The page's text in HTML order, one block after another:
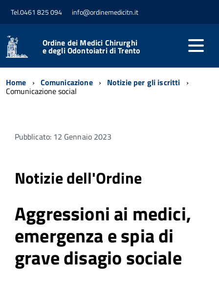
Tel.0461 825 094 info@ordinemedicitn.it
Ordine dei Medici Chirurghi
e degli Odontoiatri di Trento
Home Comunicazione Notizie per gli iscritti
Comunicazione social
Pubblicato: 12 Gennaio 2023
Notizie dell'Ordine
Aggressioni ai medici,
emergenza e spia di
grave disagio sociale